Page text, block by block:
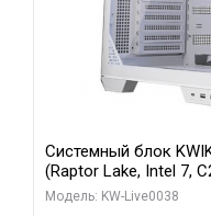
Системный блок
(Raptor Lake, Intel 7,
модуля)/ Gigabyte
Модель: KW-Live0038